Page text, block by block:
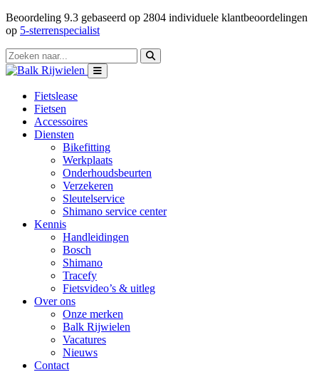
Beoordeling 9.3 gebaseerd op 2804 individuele klantbeoordelingen
op 5-sterrenspecialist
Fietslease
Fietsen
Accessoires
Diensten
Bikefitting
Werkplaats
Onderhoudsbeurten
Verzekeren
Sleutelservice
Shimano service center
Kennis
Handleidingen
Bosch
Shimano
Tracefy
Fietsvideo’s & uitleg
Over ons
Onze merken
Balk Rijwielen
Vacatures
Nieuws
Contact